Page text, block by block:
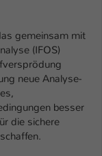
gemeinsam mit
(IFOS)
neue Analyse-
besser
die sichere